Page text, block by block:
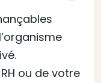
ou de votre